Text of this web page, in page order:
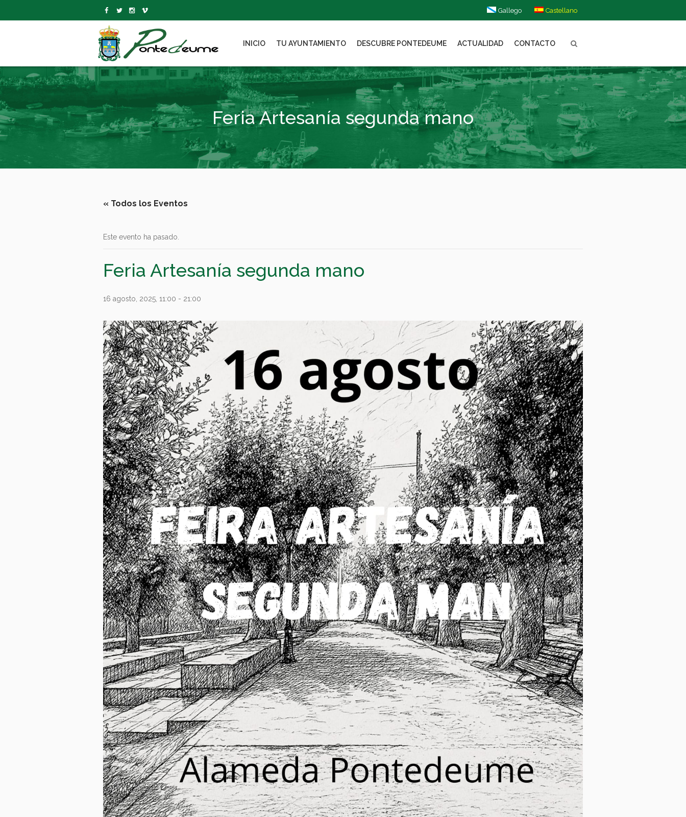
Gallego Castellano
INICIO TU AYUNTAMIENTO DESCUBRE PONTEDEUME ACTUALIDAD CONTACTO
Feria Artesanía segunda mano
« Todos los Eventos
Este evento ha pasado.
Feria Artesanía segunda mano
16 agosto, 2025, 11:00 - 21:00